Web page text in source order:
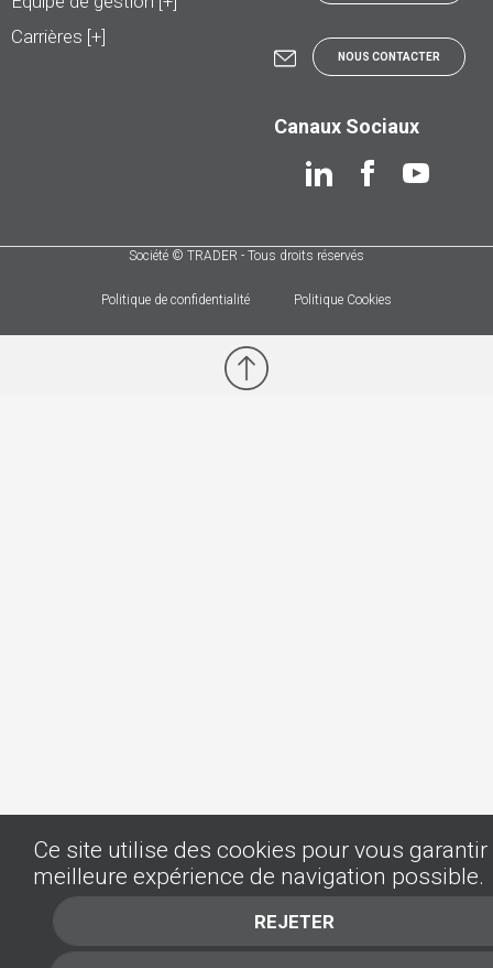
Carrières [+]
NOUS CONTACTER
Canaux Sociaux
Société © TRADER - Tous droits réservés
Politique de confidentialité Politique Cookies
Ce site utilise des cookies pour vous garantir
meilleure expérience de navigation possible.
REJETER